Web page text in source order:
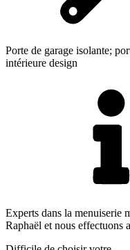
Porte de garage isolante;
intérieure design
Experts dans la menuiserie
Raphaël et nous effectuons